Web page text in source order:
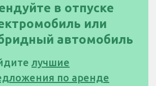
в отпуске
или
автомобиль
лучшие
по аренде